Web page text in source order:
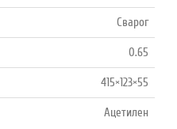
Сварог
0.65
415×123×55
Ацетилен